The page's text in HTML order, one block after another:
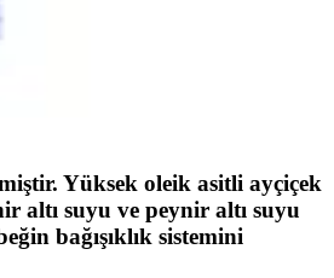
Yüksek oleik asitli ayçiçek
altı suyu ve peynir altı suyu
bağışıklık sistemini